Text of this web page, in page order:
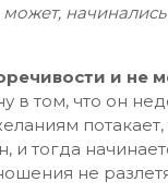
и не
в том, что он
потакает,
тогда
не